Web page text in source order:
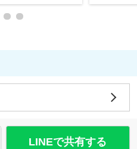
LINEで共有する